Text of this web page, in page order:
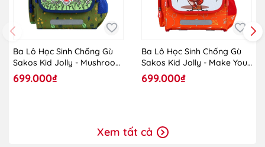
Ba Lô Học Sinh Chống Gù
Sakos Kid Jolly - Mushroom
Cute
699.000₫
Ba Lô Học Sinh Chống Gù
Sakos Kid Jolly - Make Your
Day Better
699.000₫
Xem tất cả